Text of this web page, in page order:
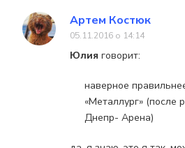
Артем Костюк
05.11.2016 о 14:14
Юлия говорит:
наверное
«Металлург» (после
Днепр- Арена)